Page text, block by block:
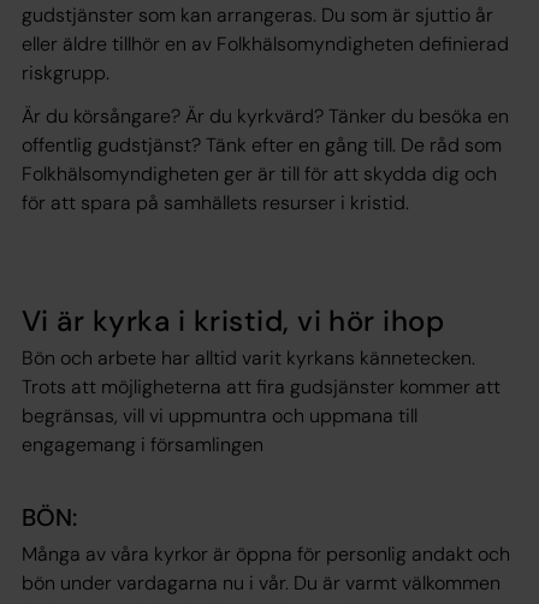
gudstjänster som kan arrangeras. Du som är sjuttio år
eller äldre tillhör en av Folkhälsomyndigheten definierad
riskgrupp.
Är du körsångare? Är du kyrkvärd? Tänker du besöka en
offentlig gudstjänst? Tänk efter en gång till. De råd som
Folkhälsomyndigheten ger är till för att skydda dig och
för att spara på samhällets resurser i kristid.
Vi är kyrka i kristid, vi hör ihop
Bön och arbete har alltid varit kyrkans kännetecken.
Trots att möjligheterna att fira gudsjänster kommer att
begränsas, vill vi uppmuntra och uppmana till
engagemang i församlingen
BÖN:
Många av våra kyrkor är öppna för personlig andakt och
bön under vardagarna nu i vår. Du är varmt välkommen